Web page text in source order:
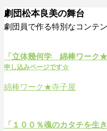
劇団松本良美の舞台
劇団員で作る特別なコンテ
「立体幾何学 綿棒ワーク
申し込みページです☆
綿棒ワーク★寺子屋
「１００％魂のカタチを